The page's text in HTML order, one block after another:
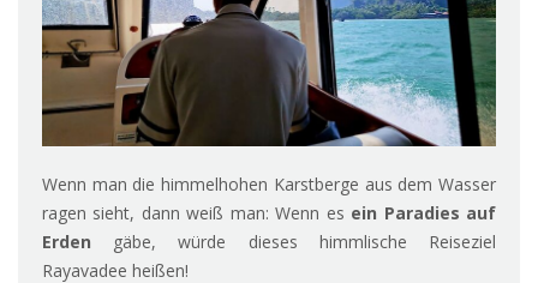
Wenn man die himmelhohen Karstberge aus dem Wasser
ragen sieht, dann weiß man: Wenn es ein Paradies auf
Erden gäbe, würde dieses himmlische Reiseziel
Rayavadee heißen!